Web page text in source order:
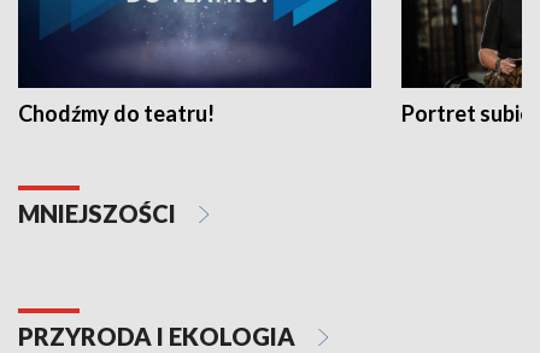
Chodźmy do teatru! Portret
MNIEJSZOŚCI
PRZYRODA I EKOLOGIA